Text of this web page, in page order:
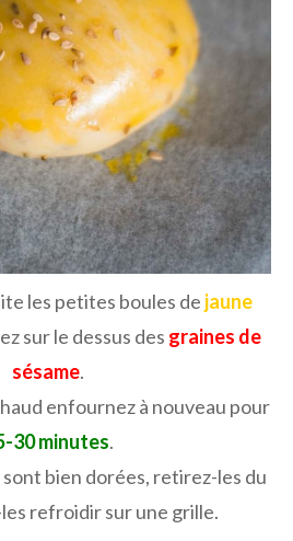
les petites boules de jaune
sur le dessus des graines de
sésame.
enfournez à nouveau pour
30 minutes.
sont bien dorées, retirez-les du
refroidir sur une grille.